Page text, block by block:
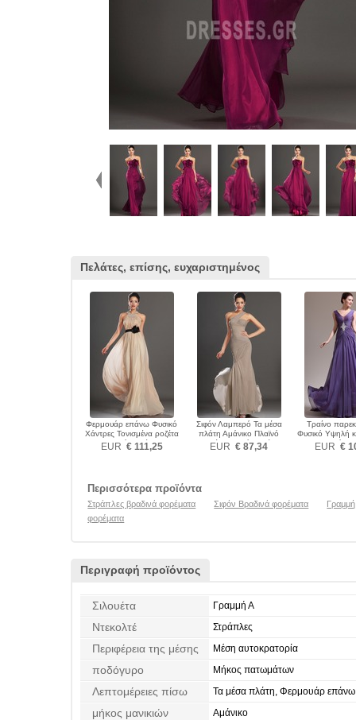
Πελάτες, επίσης, ευχαριστημένος
Φερμουάρ επάνω Φυσικό
Χάντρες Τονισμένα ροζέτα
Βραδινά φορέματα
EUR € 111,25
Σιφόν Λαμπερό Τα μέσα
πλάτη Αμάνικο Πλαϊνό
Ντραπέ Βραδινά φορέματα
EUR € 87,34
Τραίνο
Φυσικό Υψηλή
Βραδινά
EUR €
Περισσότερα προϊόντα
Στράπλες βραδινά φορέματα Σιφόν Βραδινά φορέματα
φορέματα
Περιγραφή προϊόντος
Σιλουέτα Γραμμή Α
Ντεκολτέ Στράπλες
Περιφέρεια της μέσης Μέση αυτοκρατορία
ποδόγυρο Μήκος πατωμάτων
Λεπτομέρειες πίσω Τα μέσα πλάτη, Φερμουάρ επάνω
μήκος μανικιών Αμάνικο